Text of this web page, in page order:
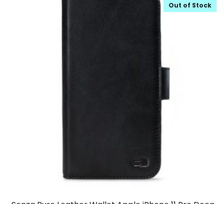
Out of Stock